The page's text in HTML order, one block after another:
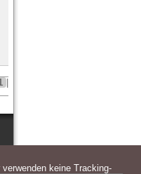
keine Tracking-